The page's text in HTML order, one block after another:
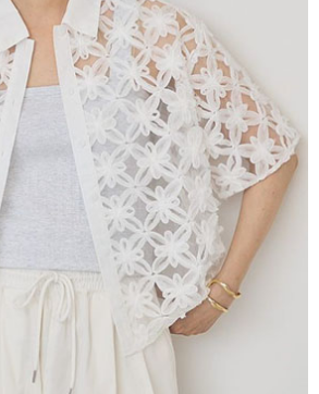
股份有限公司」（以下簡稱本公司）所提供，讓
務購買商品或服務，並由商店將買賣／分期付款
，依約使用本公司帳單繳交帳款。
付你分期」之契約關係目的，商店將以您的個人
址）提供予台灣大哥大進項蒐集、處理及利用，
期帳單所需資料之確認、核對及更正。
閱以下連結：
https://oppay.tw/userRule
式進行付款，方視為交易完成。
下不需立刻繳費，但若您需要取消訂單，請聯絡
同意取消之訂單仍視為有效，需透過AFTEE先享
先享後付 」之結帳頁面顯示為準，若有關於
消欲退款等相關疑問，請聯繫「AFTEE先享後付
support/home
有限公司提供之「AFTEE先享後付」服務完成之交
內提供個人資料，並將交易相關給付款項請求債
公司。
，請瀏覽以下網址：
徵得法定代理人或監護人之同意方可使用
未經同意申辦者引起之損失，本公司不負相關責
付」時，將依據個別帳號之用戶狀況，依本公司即
；若仍有額度不足之情形，本公司將視審查結果
含以上)免運費
含以上)免運費
含以上)免運費
含以上)免運費
含以上)免運費